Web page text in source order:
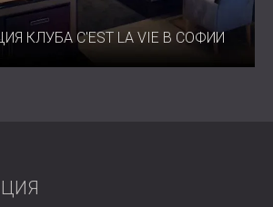
КЛУБА C'EST LA VIE В СОФИИ